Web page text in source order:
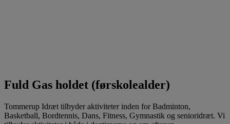
Fuld Gas holdet (førskolealder)
Tommerup Idræt tilbyder aktiviteter inden for Badminton,
Basketball, Bordtennis, Dans, Fitness, Gymnastik og senioridræt. Vi